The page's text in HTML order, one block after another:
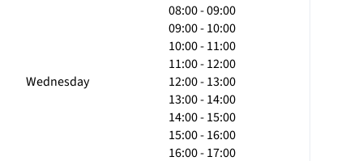
Wednesday
08:00 - 09:00
09:00 - 10:00
10:00 - 11:00
11:00 - 12:00
12:00 - 13:00
13:00 - 14:00
14:00 - 15:00
15:00 - 16:00
16:00 - 17:00